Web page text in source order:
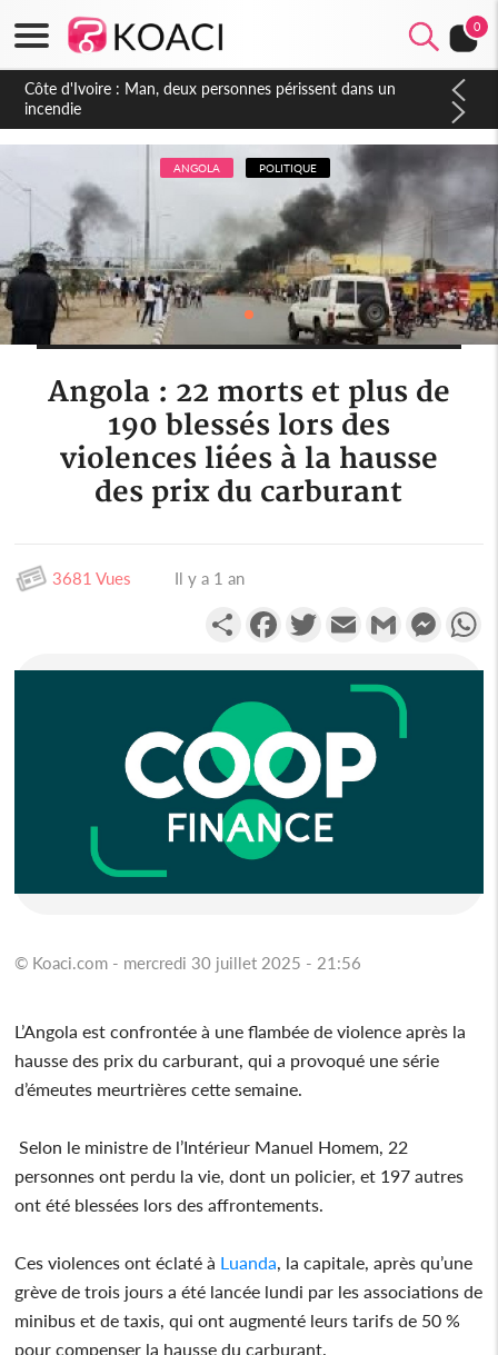
0
Côte d'Ivoire : Séileu, la célébration de la fête nationale
transformée en vaste campagne contre les produits
dépigmentants dangereux
ANGOLA POLITIQUE
Angola : 22 morts et plus de
190 blessés lors des
violences liées à la hausse
des prix du carburant
3681 Vues Il y a 1 an
PartagerFacebookTwitterEmail Gmail
© Koaci.com - mercredi 30 juillet 2025 - 21:56
L’Angola est confrontée à une flambée de violence après la
hausse des prix du carburant, qui a provoqué une série
d’émeutes meurtrières cette semaine.
Selon le ministre de l’Intérieur Manuel Homem, 22
personnes ont perdu la vie, dont un policier, et 197 autres
ont été blessées lors des affrontements.
Ces violences ont éclaté à Luanda , la capitale, après qu’une
grève de trois jours a été lancée lundi par les associations de
minibus et de taxis, qui ont augmenté leurs tarifs de 50 %
pour compenser la hausse du carburant.